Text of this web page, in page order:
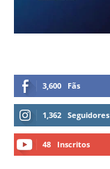
3,600 Fãs
1,362 Seguidores
48 Inscritos